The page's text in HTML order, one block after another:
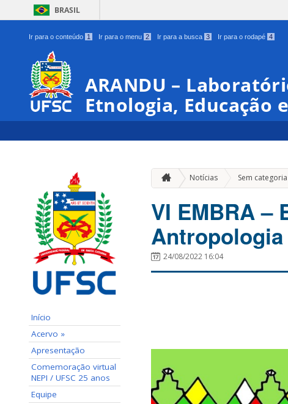
BRASIL
Ir para o conteúdo 1 Ir para o menu 2 Ir para a busca 3 Ir para o rodapé 4
ARANDU –
Etnologia, Educação
Início
Acervo »
Apresentação
Comemoração virtual
NEPI / UFSC 25 anos
Equipe
Notícias Sem categoria
VI EMBRA –
Antropologia
24/08/2022 16:04